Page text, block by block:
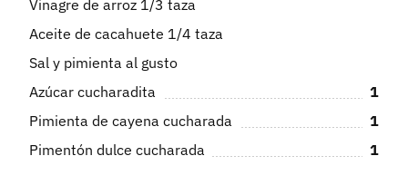
Vinagre de arroz 1/3 taza
Aceite de cacahuete 1/4 taza
Sal y pimienta al gusto
Azúcar cucharadita
1
Pimienta de cayena cucharada
1
Pimentón dulce cucharada
1